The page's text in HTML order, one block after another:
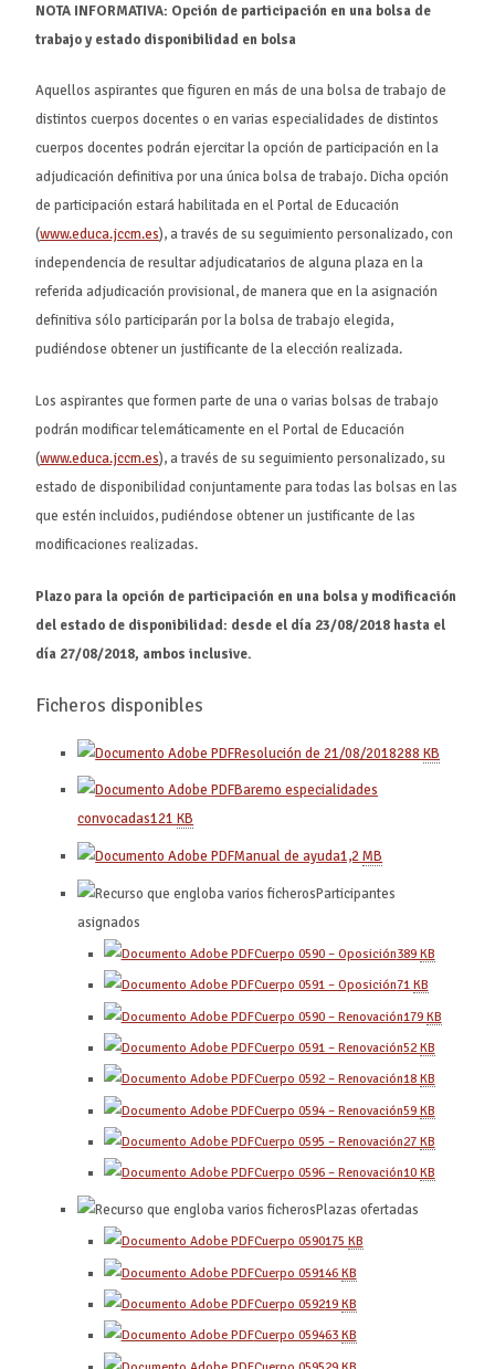
NOTA INFORMATIVA: Opción de participación en una bolsa de
trabajo y estado disponibilidad en bolsa
Aquellos aspirantes que figuren en más de una bolsa de trabajo de
distintos cuerpos docentes o en varias especialidades de distintos
cuerpos docentes podrán ejercitar la opción de participación en la
adjudicación definitiva por una única bolsa de trabajo. Dicha opción
de participación estará habilitada en el Portal de Educación
(www.educa.jccm.es), a través de su seguimiento personalizado, con
independencia de resultar adjudicatarios de alguna plaza en la
referida adjudicación provisional, de manera que en la asignación
definitiva sólo participarán por la bolsa de trabajo elegida,
pudiéndose obtener un justificante de la elección realizada.
Los aspirantes que formen parte de una o varias bolsas de trabajo
podrán modificar telemáticamente en el Portal de Educación
(www.educa.jccm.es), a través de su seguimiento personalizado, su
estado de disponibilidad conjuntamente para todas las bolsas en las
que estén incluidos, pudiéndose obtener un justificante de las
modificaciones realizadas.
Plazo para la opción de participación en una bolsa y modificación
del estado de disponibilidad: desde el día 23/08/2018 hasta el
día 27/08/2018, ambos inclusive.
Ficheros disponibles
Resolución de 21/08/2018288KB
Baremo especialidades
convocadas121KB
Manual de ayuda1,2MB
Participantes
asignados
Cuerpo 0590 – Oposición389 KB
Cuerpo 0591 – Oposición71 KB
Cuerpo 0590 – Renovación179 KB
Cuerpo 0591 – Renovación52 KB
Cuerpo 0592 – Renovación18 KB
Cuerpo 0594 – Renovación59 KB
Cuerpo 0595 – Renovación27 KB
Cuerpo 0596 – Renovación10 KB
Plazas ofertadas
Cuerpo 0590175 KB
Cuerpo 059146 KB
Cuerpo 059219 KB
Cuerpo 059463 KB